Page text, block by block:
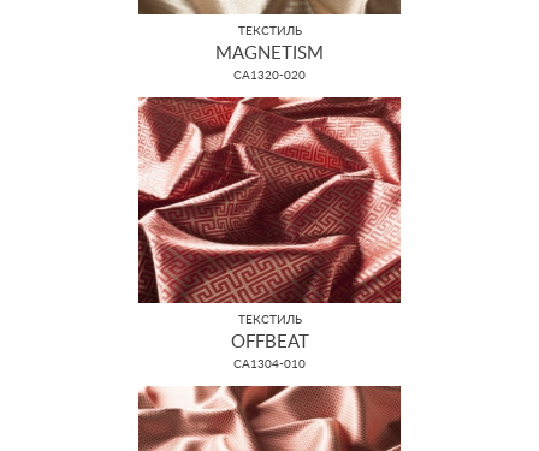
ТЕКСТИЛЬ
MAGNETISM
CA1320-020
ТЕКСТИЛЬ
OFFBEAT
CA1304-010